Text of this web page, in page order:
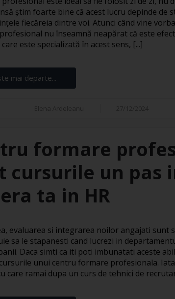
știm foarte bine că acest lucru depinde de
fiecăreia dintre voi. Atunci când vine
nu înseamnă neapărat că este
este specializată în acest sens, [...]
mai departe...
formare
cursurile un pas
ta in HR
evaluarea si integrarea noilor angajati sunt
sa le stapanesti cand lucrezi in
Daca simti ca iti poti imbunatati aceste
unui centru formare profesionala.
care ramai dupa un curs de tehnici de